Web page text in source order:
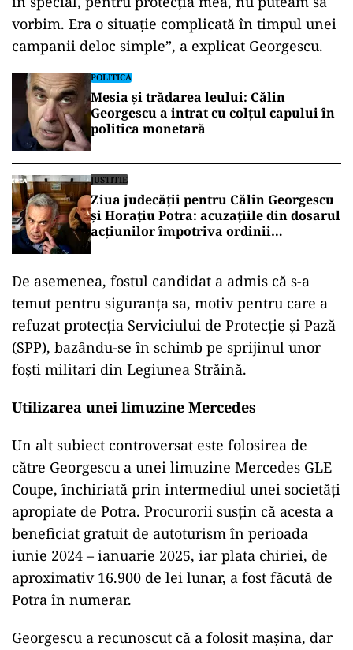
ad
Georgescu a justificat faptul că a negat inițial
relația sa cu Potra, susținând că a fost o decizie
luată „din motive de siguranță”. „La solicitarea
lui expresă, învizibil că și pentru protecția lui și,
în special, pentru protecția mea, nu puteam să
vorbim. Era o situație complicată în timpul unei
campanii deloc simple”, a explicat Georgescu.
POLITICĂ
Mesia și trădarea leului: Călin
Georgescu a intrat cu colțul capului în
politica monetară
JUSTITIE
și Horațiu Potra: acuzațiile din dosarul
acțiunilor împotriva ordinii
constituționale, pe masa judecătorilor
de la Înalta Curte
De asemenea, fostul candidat a admis că s-a
temut pentru siguranța sa, motiv pentru care a
refuzat protecția Serviciului de Protecție și Pază
(SPP), bazându-se în schimb pe sprijinul unor
foști militari din Legiunea Străină.
Utilizarea unei limuzine Mercedes